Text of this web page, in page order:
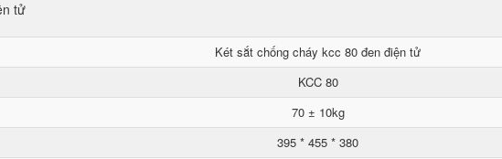
Két sắt chống cháy kcc 80 đen điện tử
KCC 80
70 ± 10kg
395 * 455 * 380